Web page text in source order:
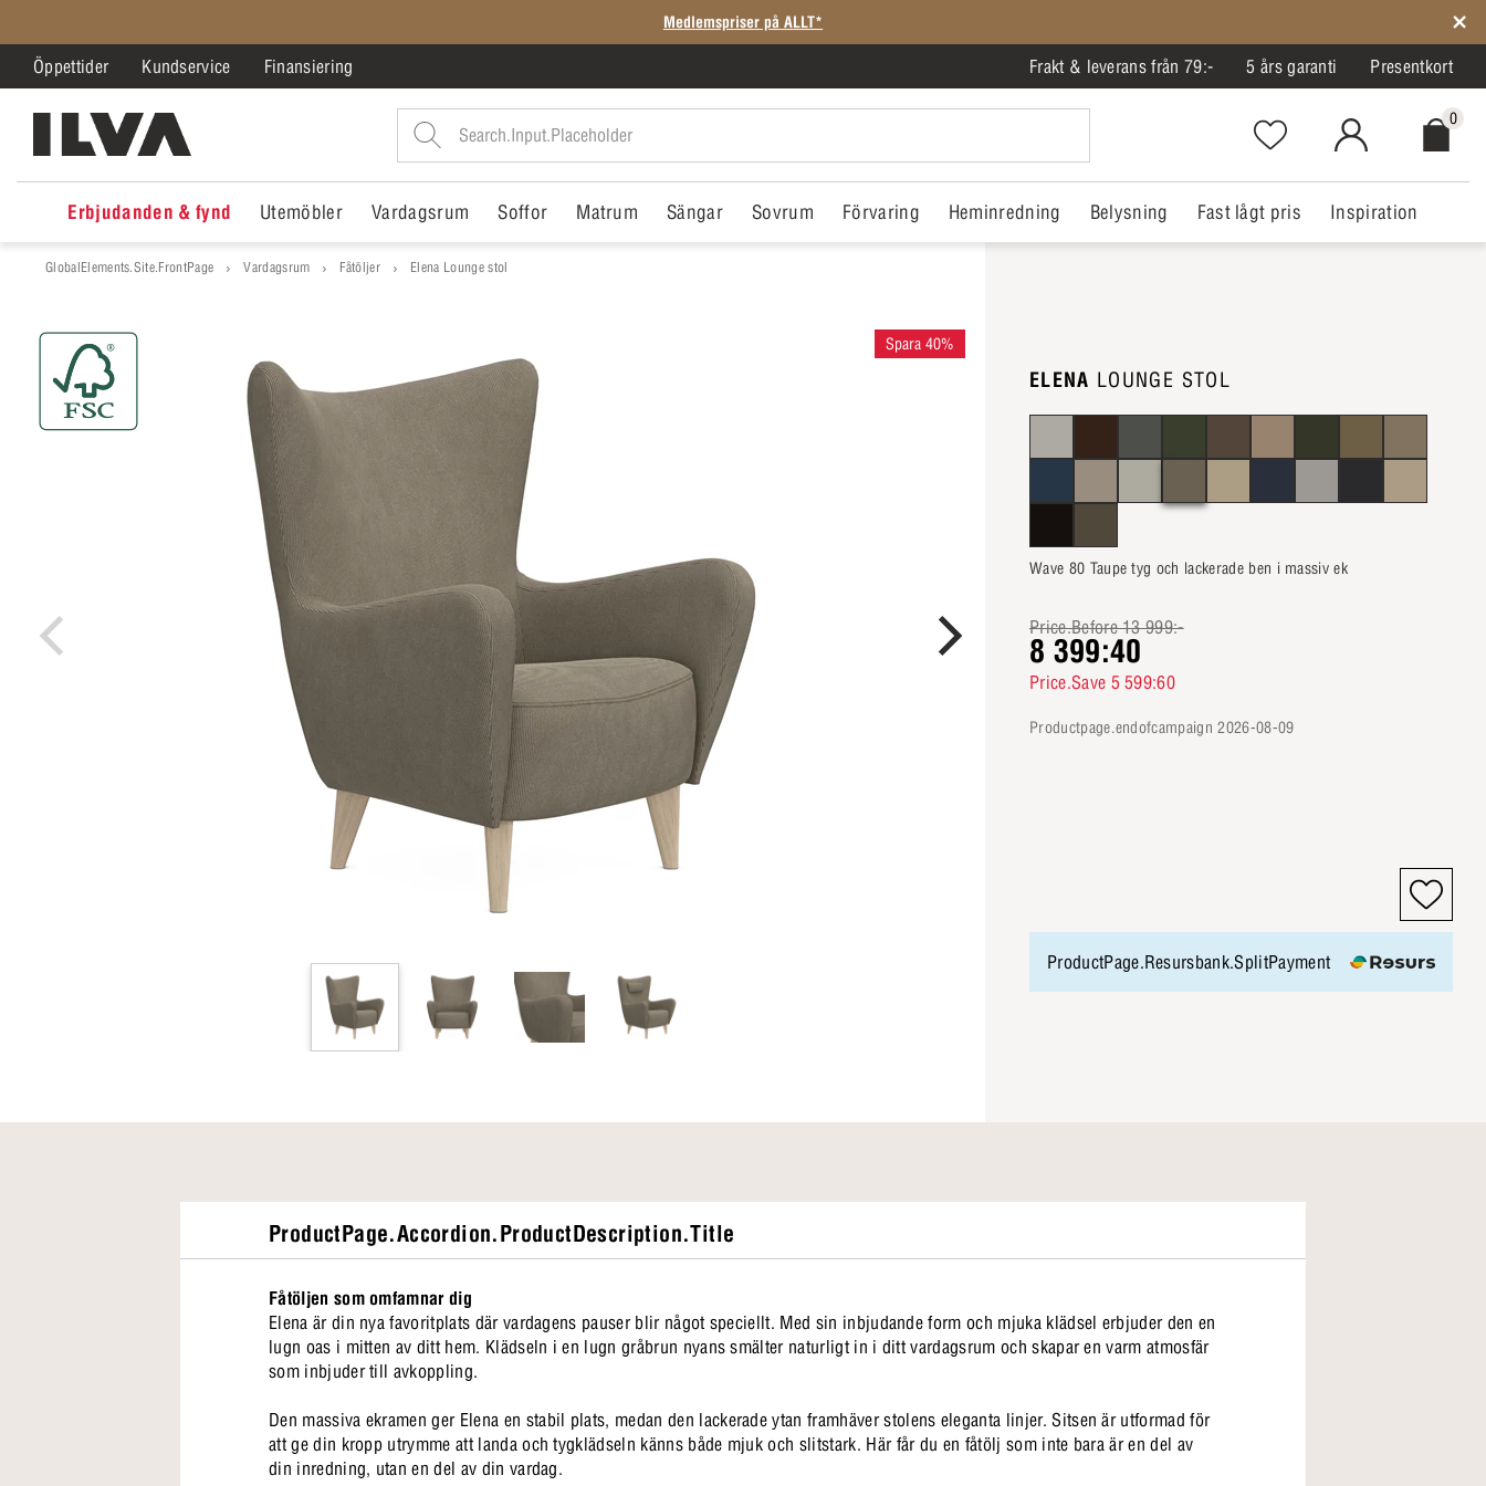
Medlemspriser på ALLT*
Öppettider Kundservice Finansiering Frakt & leverans från 79:- 5 års garanti Presentkort
Favorites.NavigationButton.Text
MitIlva.Login
0
Erbjudanden & fynd Utemöbler Vardagsrum Soffor Matrum Sängar Sovrum Förvaring Heminredning Belysning Fast lågt pris Inspiration
GlobalElements.Site.FrontPage Vardagsrum Fåtöljer Elena Lounge stol
Spara 40%
ELENA LOUNGE STOL
Wave 80 Taupe tyg och lackerade ben i massiv ek
Price.Before 13 999:-
8 399:40
Price.Save 5 599:60
productpage.endofcampaign 2026-08-09
ProductPage.Resursbank.SplitPayment
ProductPage.Accordion.ProductDescription.Title
Fåtöljen som omfamnar dig
Elena är din nya favoritplats där vardagens pauser blir något speciellt. Med sin inbjudande form och mjuka klädsel erbjuder den en
lugn oas i mitten av ditt hem. Klädseln i en lugn gråbrun nyans smälter naturligt in i ditt vardagsrum och skapar en varm atmosfär
som inbjuder till avkoppling.
Den massiva ekramen ger Elena en stabil plats, medan den lackerade ytan framhäver stolens eleganta linjer. Sitsen är utformad för
att ge din kropp utrymme att landa och tygklädseln känns både mjuk och slitstark. Här får du en fåtölj som inte bara är en del av
din inredning, utan en del av din vardag.